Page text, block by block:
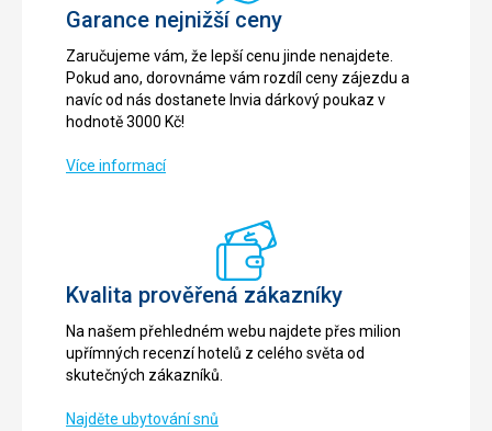
Garance nejnižší ceny
Zaručujeme vám, že lepší cenu jinde nenajdete.
Pokud ano, dorovnáme vám rozdíl ceny zájezdu a
navíc od nás dostanete Invia dárkový poukaz v
hodnotě 3000 Kč!
Více informací
Kvalita prověřená zákazníky
Na našem přehledném webu najdete přes milion
upřímných recenzí hotelů z celého světa od
skutečných zákazníků.
Najděte ubytování snů